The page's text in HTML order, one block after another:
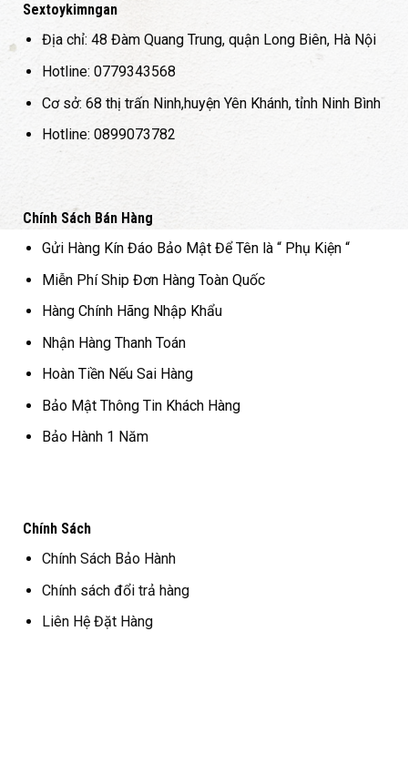
Sextoykimngan
Địa chỉ: 48 Đàm Quang Trung, quận Long Biên, Hà Nội
Hotline: 0779343568
Cơ sở: 68 thị trấn Ninh,huyện Yên Khánh, tỉnh Ninh Bình
Hotline: 0899073782
Chính Sách Bán Hàng
Gửi Hàng Kín Đáo Bảo Mật Để Tên là “ Phụ Kiện “
Miễn Phí Ship Đơn Hàng Toàn Quốc
Hàng Chính Hãng Nhập Khẩu
Nhận Hàng Thanh Toán
Hoàn Tiền Nếu Sai Hàng
Bảo Mật Thông Tin Khách Hàng
Bảo Hành 1 Năm
Chính Sách
Chính Sách Bảo Hành
Chính sách đổi trả hàng
Liên Hệ Đặt Hàng